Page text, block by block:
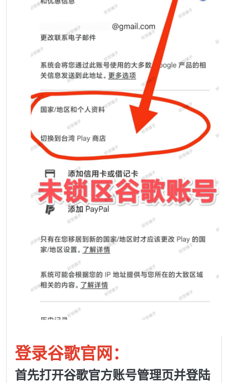
登录谷歌官网：
首先打开谷歌官方账号管理页并登陆